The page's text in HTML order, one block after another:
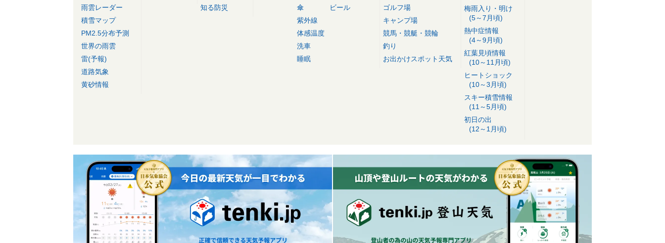
雨雲レーダー
積雪マップ
PM2.5分布予測
世界の雨雲
雷(予報)
道路気象
黄砂情報
知る防災
傘
紫外線
体感温度
洗車
睡眠
ビール
ゴルフ場
キャンプ場
競馬・競艇・競輪
釣り
お出かけスポット天気
梅雨入り・明け
(5～7月頃)
熱中症情報
(4～9月頃)
紅葉見頃情報
(10～11月頃)
ヒートショック
(10～3月頃)
スキー積雪情報
(11～5月頃)
初日の出
(12～1月頃)